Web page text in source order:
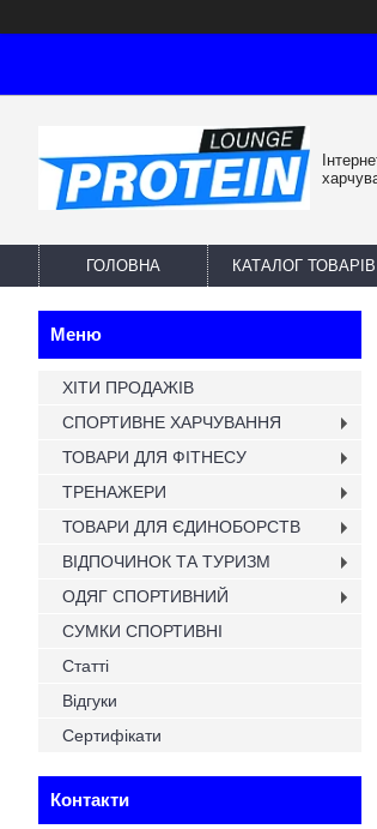
ГОЛОВНА КАТАЛОГ ТОВАРІВ
ХІТИ ПРОДАЖІВ
СПОРТИВНЕ ХАРЧУВАННЯ
ТОВАРИ ДЛЯ ФІТНЕСУ
ТРЕНАЖЕРИ
ТОВАРИ ДЛЯ ЄДИНОБОРСТВ
ВІДПОЧИНОК ТА ТУРИЗМ
ОДЯГ СПОРТИВНИЙ
СУМКИ СПОРТИВНІ
Статті
Відгуки
Сертифікати
Контакти